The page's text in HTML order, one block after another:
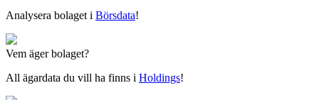
Analysera bolaget i Börsdata!
Vem äger bolaget?
All ägardata du vill ha finns i Holdings!